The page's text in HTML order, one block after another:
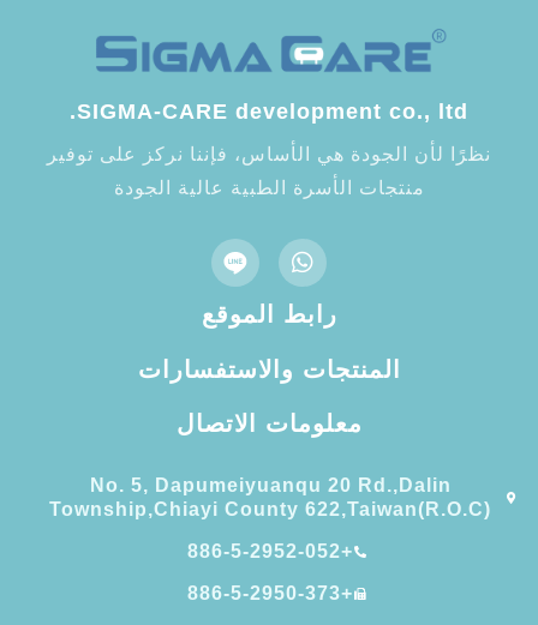
SIGMA-CARE development co., ltd.
نظرًا لأن الجودة هي الأساس، فإننا نركز على توفير
منتجات الأسرة الطبية عالية الجودة
رابط الموقع
المنتجات والاستفسارات
معلومات الاتصال
No. 5, Dapumeiyuanqu 20 Rd.,Dalin
Township,Chiayi County 622,Taiwan(R.O.C)
+886-5-2952-052
+886-5-2950-373